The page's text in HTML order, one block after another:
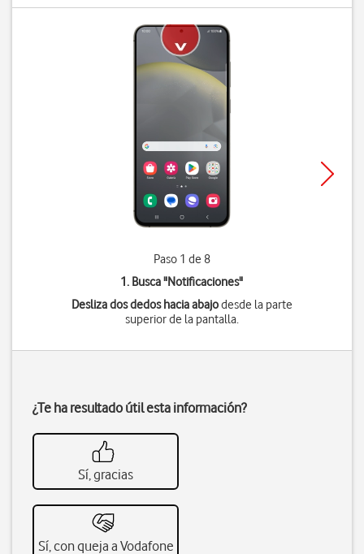
Paso 1 de 8
1. Busca "Notificaciones"
Desliza dos dedos hacia abajodesde la parte
superior de la pantalla.
¿Te ha resultado útil esta información?
Sí, gracias
Sí, con queja a Vodafone